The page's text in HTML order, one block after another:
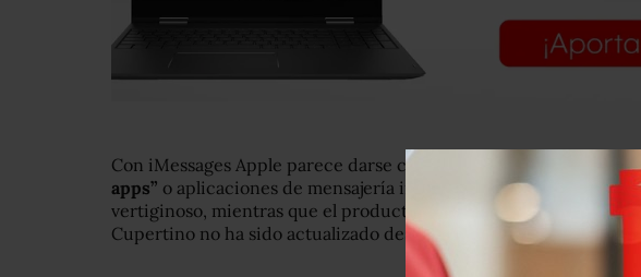
Con iMessages Apple parece darse cuenta de que el mercado de
apps” o aplicaciones de mensajería inastantánea está creciendo
vertiginoso, mientras que el producto de mensajes de la
Cupertino no ha sido actualizado desde 2007.